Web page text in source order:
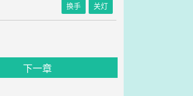
换手 关灯
下一章